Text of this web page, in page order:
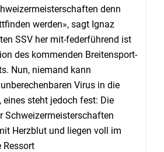
denn
werden», sagt Ignaz
SSV her mit-federführend ist
des kommenden Breitensport-
Nun, niemand kann
Virus in die
steht jedoch fest: Die
Schweizermeisterschaften
Herzblut und liegen voll im
Ressort